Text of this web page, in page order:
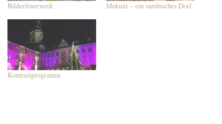
Bilderfeuerwerk Mukuni – ein sambisches Dorf
Kontrastprogramm